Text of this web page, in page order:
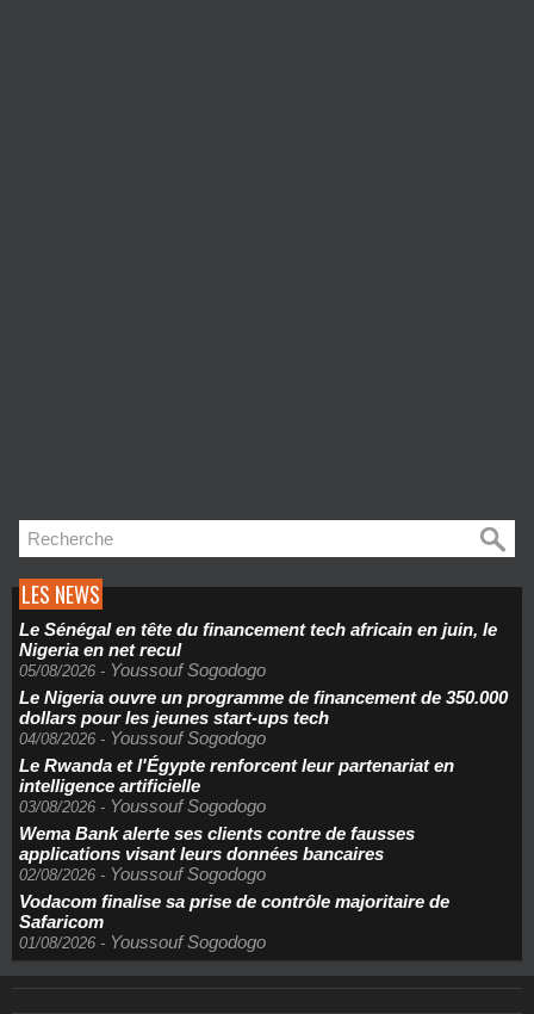
LES NEWS
Le Sénégal en tête du financement tech africain en juin, le
Nigeria en net recul
05/08/2026 - Youssouf Sogodogo
Le Nigeria ouvre un programme de financement de 350.000
dollars pour les jeunes start-ups tech
04/08/2026 - Youssouf Sogodogo
Le Rwanda et l'Égypte renforcent leur partenariat en
intelligence artificielle
03/08/2026 - Youssouf Sogodogo
Wema Bank alerte ses clients contre de fausses
applications visant leurs données bancaires
02/08/2026 - Youssouf Sogodogo
Vodacom finalise sa prise de contrôle majoritaire de
Safaricom
01/08/2026 - Youssouf Sogodogo